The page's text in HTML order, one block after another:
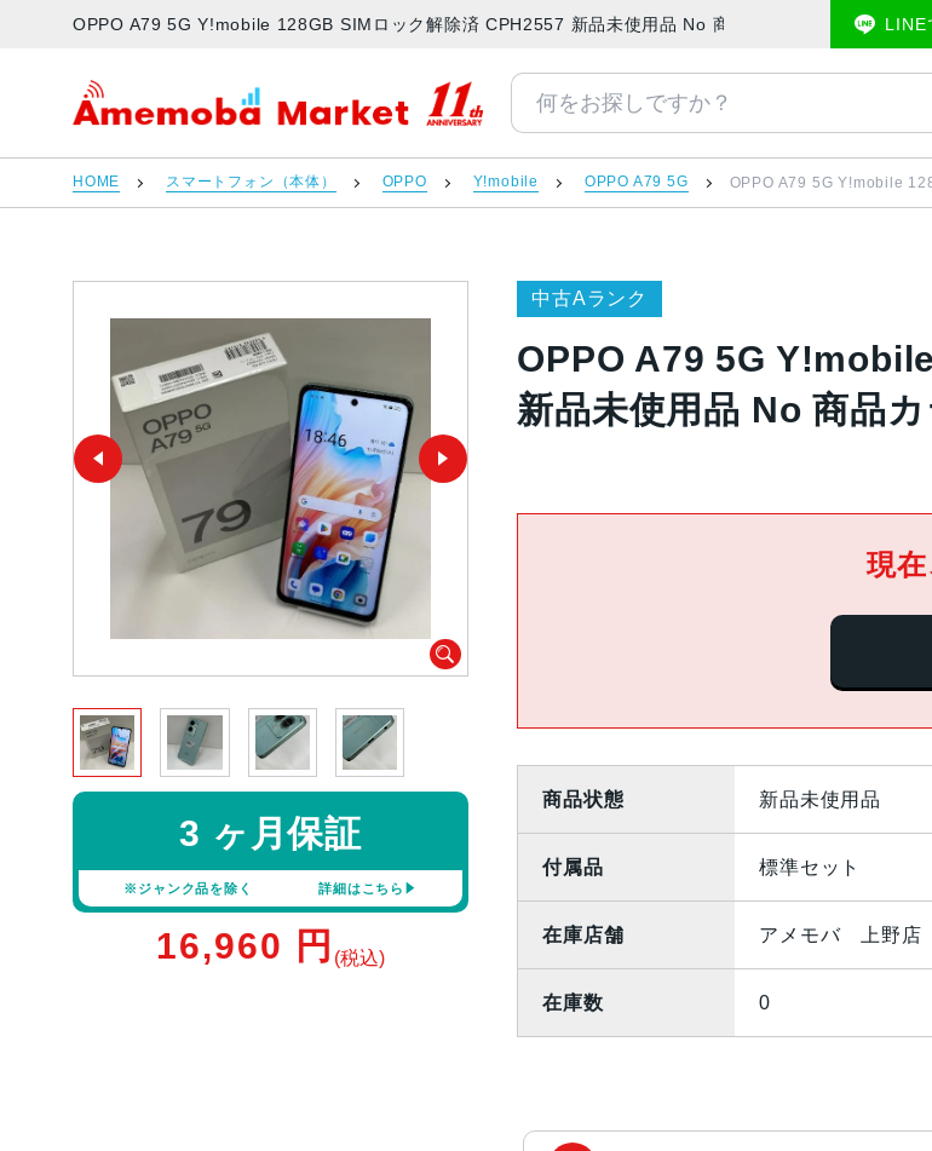
OPPO A79 5G Y!mobile 128GB SIMロック解除済 CPH2557 新品未使用品 No 商品カラー | 中古スマホ販
LINE
アメモバマーケット
HOME スマートフォン（本体） OPPO Y!mobile OPPO A79 5G OPPO A79 5G Y!mobile
中古Aランク
OPPO A79 5G
新品未使用品 No 商品
3 ヶ月保証
※ジャンク品を除く 詳細はこちら
16,960 円 (税込)
現
商品状態 新品未使用品
付属品 標準セット
在庫店舗 アメモバ 上野店
在庫数 0